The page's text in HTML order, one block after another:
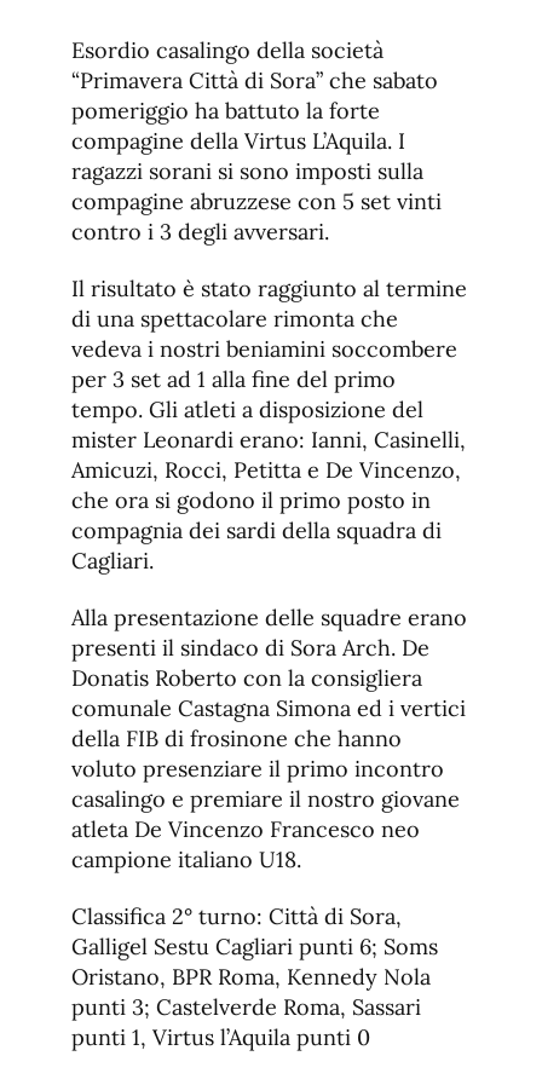
de
fuente
de
fuente.
Esordio casalingo della società
“Primavera Città di Sora” che sabato
pomeriggio ha battuto la forte
compagine della Virtus L’Aquila. I
ragazzi sorani si sono imposti sulla
compagine abruzzese con 5 set vinti
contro i 3 degli avversari.
Il risultato è stato raggiunto al termine
di una spettacolare rimonta che
vedeva i nostri beniamini soccombere
per 3 set ad 1 alla fine del primo
tempo. Gli atleti a disposizione del
mister Leonardi erano: Ianni, Casinelli,
Amicuzi, Rocci, Petitta e De Vincenzo,
che ora si godono il primo posto in
compagnia dei sardi della squadra di
Cagliari.
Alla presentazione delle squadre erano
presenti il sindaco di Sora Arch. De
Donatis Roberto con la consigliera
comunale Castagna Simona ed i vertici
della FIB di frosinone che hanno
voluto presenziare il primo incontro
casalingo e premiare il nostro giovane
atleta De Vincenzo Francesco neo
campione italiano U18.
Classifica 2° turno: Città di Sora,
Galligel Sestu Cagliari punti 6; Soms
Oristano, BPR Roma, Kennedy Nola
punti 3; Castelverde Roma, Sassari
punti 1, Virtus l’Aquila punti 0